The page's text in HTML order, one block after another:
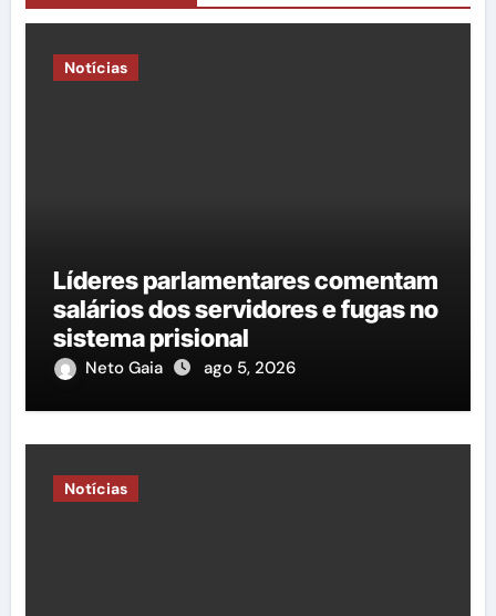
Notícias
Líderes parlamentares comentam
salários dos servidores e fugas no
sistema prisional
Neto Gaia ago 5, 2026
Notícias